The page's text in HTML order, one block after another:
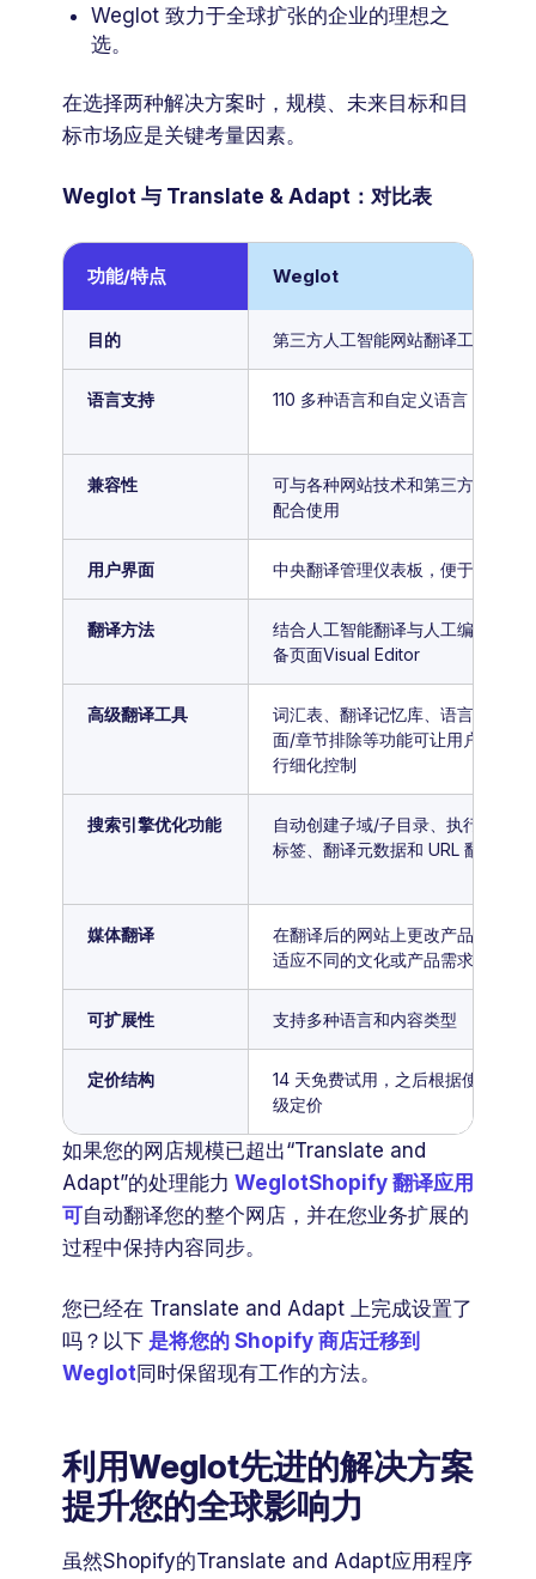
Weglot 致力于全球扩张的企业的理想之
选。
在选择两种解决方案时，规模、未来目标和目
标市场应是关键考量因素。
Weglot 与 Translate & Adapt：对比表
功能/特点 Weglot
目的 第三方人工智能网站翻译工具
语言支持 110 多种语言和自定义语言
兼容性
可与各种网站技术和第三方应用程
配合使用
用户界面 中央翻译管理仪表板，便于控制
翻译方法
结合人工智能翻译与人工编辑，并
备页面Visual Editor
高级翻译工具
词汇表、翻译记忆库、语言建议和
面/章节排除等功能可让用户对翻译
行细化控制
搜索引擎优化功能
自动创建子域/子目录、执行
标签、翻译元数据和 URL 翻译
媒体翻译
在翻译后的网站上更改产品图片，
适应不同的文化或产品需求。
可扩展性 支持多种语言和内容类型
定价结构
14 天免费试用，之后根据使用情况
级定价
如果您的网店规模已超出“Translate and
Adapt”的处理能力 WeglotShopify 翻译应用
可自动翻译您的整个网店，并在您业务扩展的
过程中保持内容同步。
您已经在 Translate and Adapt 上完成设置了
吗？以下 是将您的 Shopify 商店迁移到
Weglot同时保留现有工作的方法。
利用Weglot先进的解决方案
提升您的全球影响力
虽然Shopify的Translate and Adapt应用程序